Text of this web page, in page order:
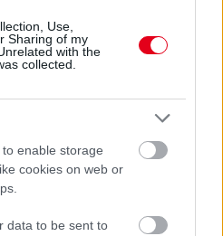
Use,
Sharing of my
with the
collected.
enable storage
cookies on web or
data to be sent to
könyvelhetett el az F1 a